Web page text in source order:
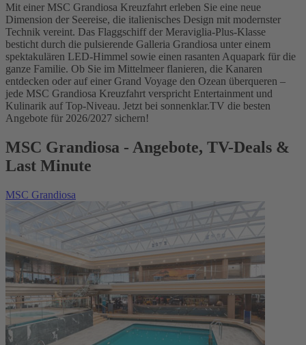
Mit einer MSC Grandiosa Kreuzfahrt erleben Sie eine neue
Dimension der Seereise, die italienisches Design mit modernster
Technik vereint. Das Flaggschiff der Meraviglia-Plus-Klasse
besticht durch die pulsierende Galleria Grandiosa unter einem
spektakulären LED-Himmel sowie einen rasanten Aquapark für die
ganze Familie. Ob Sie im Mittelmeer flanieren, die Kanaren
entdecken oder auf einer Grand Voyage den Ozean überqueren –
jede MSC Grandiosa Kreuzfahrt verspricht Entertainment und
Kulinarik auf Top-Niveau. Jetzt bei sonnenklar.TV die besten
Angebote für 2026/2027 sichern!
MSC Grandiosa - Angebote, TV-Deals &
Last Minute
MSC Grandiosa